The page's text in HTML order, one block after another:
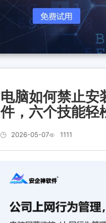
电脑如何禁止
件，六个技能轻
2026-05-07 1111